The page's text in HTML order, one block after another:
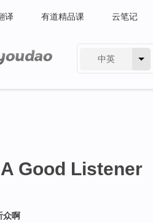
译 有道精品课 云笔记
中英
Good Listener
众啊